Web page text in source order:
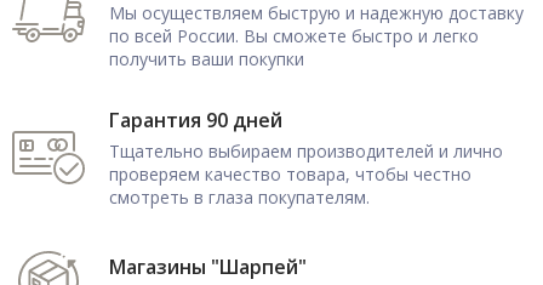
Мы осуществляем быструю и надежную доставку
по всей России. Вы сможете быстро и легко
получить ваши покупки
Гарантия 90 дней
Тщательно выбираем производителей и лично
проверяем качество товара, чтобы честно
смотреть в глаза покупателям.
Магазины "Шарпей"